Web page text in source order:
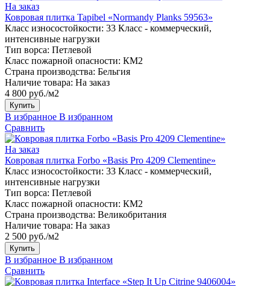
На заказ
Ковровая плитка Tapibel «Normandy Planks 59563»
Класс износостойкости: 33 Класс - коммерческий,
интенсивные нагрузки
Тип ворса: Петлевой
Класс пожарной опасности: КМ2
Страна производства: Бельгия
Наличие товара: На заказ
4 800 руб./м2
Купить
В избранное В избранном
Сравнить
На заказ
Ковровая плитка Forbo «Basis Pro 4209 Clementine»
Класс износостойкости: 33 Класс - коммерческий,
интенсивные нагрузки
Тип ворса: Петлевой
Класс пожарной опасности: КМ2
Страна производства: Великобритания
Наличие товара: На заказ
2 500 руб./м2
Купить
В избранное В избранном
Сравнить